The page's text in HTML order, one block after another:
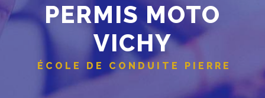
PERMIS MOTO
VICHY
ÉCOLE DE CONDUITE PIERRE